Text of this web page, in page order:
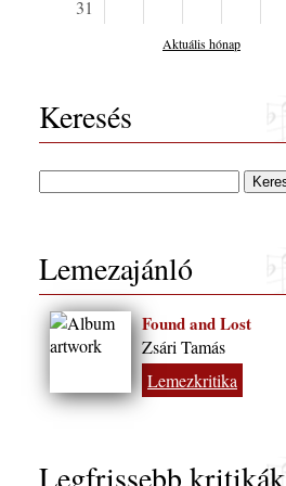
31
Aktuális hónap
Keresés
Lemezajánló
Found and Lost
Zsári Tamás
Lemezkritika
Legfrissebb kritikák